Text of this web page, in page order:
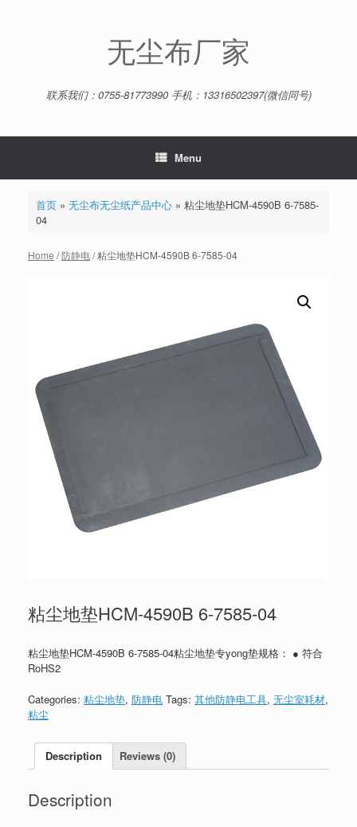
无尘布厂家
联系我们：0755-81773990 手机：13316502397(微信同号)
Menu
首页» 无尘布无尘纸产品中心» 粘尘地垫HCM-4590B 6-7585-
04
Home /防静电/ 粘尘地垫HCM-4590B 6-7585-04
粘尘地垫HCM-4590B 6-7585-04
粘尘地垫HCM-4590B 6-7585-04粘尘地垫专yong垫规格： ● 符合
RoHS2
Categories: 粘尘地垫, 防静电 Tags: 其他防静电工具, 无尘室耗材,
粘尘
Description Reviews (0)
Description